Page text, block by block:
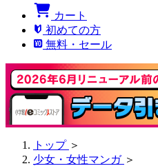
カート
初めての方
無料・セール
トップ ＞
少女・女性マンガ ＞